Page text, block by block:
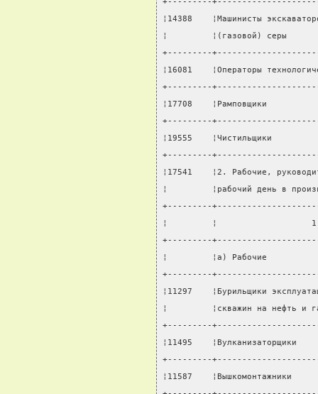
¦14388    ¦Машинисты
¦         ¦(газовой)
+---------
¦16081    ¦Операторы
+---------
¦17708    ¦Рамповщики
+---------
¦19555
+---------
¦17541    ¦2. Рабочие,
¦         ¦рабочий день в
+---------
¦         ¦                   1.
+---------
¦         ¦а) Рабочие
+---------
¦11297    ¦Бурильщики
¦         ¦скважин на
+---------
¦11495
+---------
¦11587